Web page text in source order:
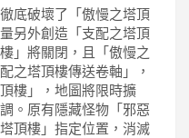
底破壞了「傲慢之塔頂
另外創造「支配之塔頂
」將關閉，且「傲慢之
之塔頂樓傳送卷軸」，
樓」，地圖將限時擴
。原有隱藏怪物「邪惡
頂樓」指定位置，消滅